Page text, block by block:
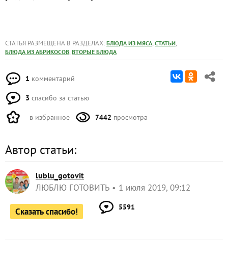
СТАТЬЯ РАЗМЕЩЕНА В РАЗДЕЛАХ: БЛЮДА ИЗ МЯСА, СТАТЬИ,
БЛЮДА ИЗ АБРИКОСОВ, ВТОРЫЕ БЛЮДА
1 комментарий
3 спасибо за статью
в избранное 7442 просмотра
Автор статьи:
lublu_gotovit
ЛЮБЛЮ ГОТОВИТЬ 1 июля 2019, 09:12
Сказать спасибо! 5591